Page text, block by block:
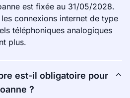
est fixée au 31/05/2028.
connexions internet de type
téléphoniques analogiques
plus.
est-il obligatoire pour
?